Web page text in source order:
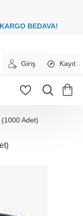
KARGO
Giriş Kayıt
Adet)